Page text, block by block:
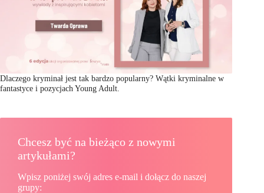
Dlaczego kryminał jest tak bardzo popularny? Wątki kryminalne w
fantastyce i pozycjach Young Adult.
Chcesz być na bieżąco z nowymi
artykułami?
Wpisz poniżej swój adres e-mail i dołącz do naszej
grupy: